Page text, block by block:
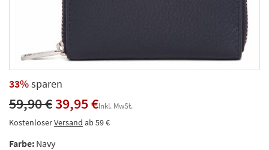
33%sparen
59,90 €39,95 €Inkl. MwSt.
KostenloserVersand ab 59 €
Farbe: Navy